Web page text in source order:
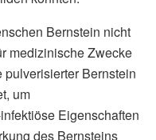
Bernstein nicht
medizinische Zwecke
Bernstein
um
Eigenschaften
des Bernsteins